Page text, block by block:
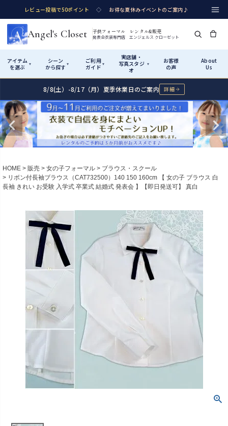
レビュー投稿で50ポイント ◇ お得な夏休みイベントのご案内♪
Angel's Closet 子供フォーマル レンタル&販売
発表会衣装専門店 エンジェルス クローゼット
アイテム
を選ぶ
▾
シーン
から探す ▾
ご利用
ガイド ▾
実店舗・
写真スタジ
オ
▾
お客様
の声
About
Us
Shop by Category アイテムから探す
カテゴリ詳細→ サイズで選ぶ→
Rentalレンタル
女の子ドレス 男の子スーツ
七五三着物 シューズ
小物・アクセ パニエ
アウター
コスチューム アウター
Shop by Occasion シーンから探す
性別・サイズで絞り込む→
Season Best
Recital & Concours
発表会・コンクール
舞台で輝くステージ衣装
Wedding
結婚式
フラワーガール・リングボーイ・ゲ
スト
Graduation & Entrance
卒業式・入学式
How It Works ご利用ガイド
Startはじめに
01
レンタル・販売の入口
02 サイズの選び方
Angel's Closetについて
創業2003年からの想い
レンタル
レンタルのご案内
予約・配送・返却・料金
レンタルの流れ
4ステップで簡単
汚れ・キズ・破損の補償
Buy & Support
Visit Us 実店舗・写真スタジオ
Atelier
実店舗 つくば店
茨城県土浦市大町14-16-1F
営業 10:00–18:00（完全予約制）
店舗を予約する →
8/8(土）-8/17（月）夏季休業日のご案内 詳細
HOME 販売 女の子フォーマル
ブラウス・スクール
リボン付長袖ブラウス（CAT732500）140 150 160cm 【 女の子 ブラウス 白
長袖 きれい お受験 入学式 卒業式 結婚式 発表会 】【即日発送可】 真白